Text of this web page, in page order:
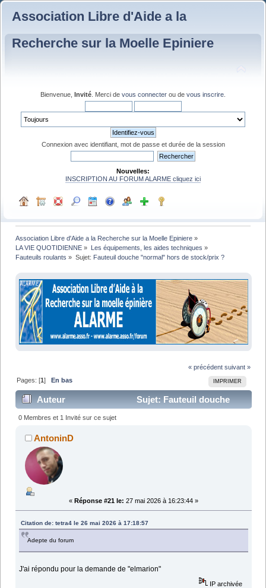
Association Libre d'Aide a la
Recherche sur la Moelle Epiniere
Bienvenue, Invité . Merci de vous connecter ou de vous inscrire
Connexion avec identifiant, mot de passe et durée de la session
Nouvelles:
INSCRIPTION AU FORUM ALARME cliquez ici
Association Libre d'Aide a la Recherche sur la Moelle Epiniere »
LA VIE QUOTIDIENNE » Les équipements, les aides techniques »
Fauteuils roulants » Sujet: Fauteuil douche "normal" hors de stock/prix ?
« précédent suivant »
IMPRIMER
Pages: [1] En bas
Auteur
Sujet: Fauteuil douche
"normal" hors de stock/prix ? (Lu 51701 fois)
0 Membres et 1 Invité sur ce sujet
AntoninD
« Réponse #21 le: 27 mai 2026 à 16:23:44 »
Citation de: tetra4 le 26 mai 2026 à 17:18:57
Adepte du forum
J'ai répondu pour la demande de "elmarion"
IP archivée